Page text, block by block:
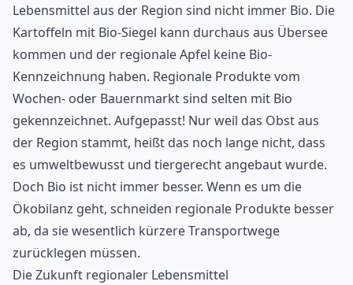
Lebensmittel aus der Region sind nicht immer Bio. Die
Kartoffeln mit Bio-Siegel kann durchaus aus Übersee
kommen und der regionale Apfel keine Bio-
Kennzeichnung haben. Regionale Produkte vom
Wochen- oder Bauernmarkt sind selten mit Bio
gekennzeichnet. Aufgepasst! Nur weil das Obst aus
der Region stammt, heißt das noch lange nicht, dass
es umweltbewusst und tiergerecht angebaut wurde.
Doch Bio ist nicht immer besser. Wenn es um die
Ökobilanz geht, schneiden regionale Produkte besser
ab, da sie wesentlich kürzere Transportwege
zurücklegen müssen.
Die Zukunft regionaler Lebensmittel